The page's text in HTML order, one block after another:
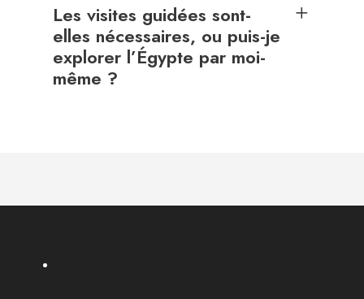
Les visites guidées sont-
elles nécessaires, ou puis-je
explorer l’Égypte par moi-
même ?